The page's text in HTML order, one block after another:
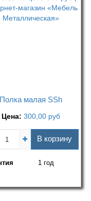
Полка малая SSh
Цена: 300,00 руб
В корзину
1 год